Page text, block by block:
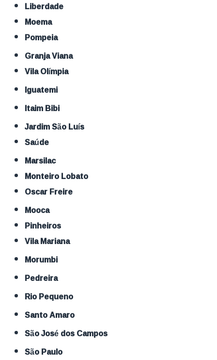
Liberdade
Moema
Pompeia
Granja Viana
Vila Olímpia
Iguatemi
Itaim Bibi
Jardim São Luís
Saúde
Marsilac
Monteiro Lobato
Oscar Freire
Mooca
Pinheiros
Vila Mariana
Morumbi
Pedreira
Rio Pequeno
Santo Amaro
São José dos Campos
São Paulo